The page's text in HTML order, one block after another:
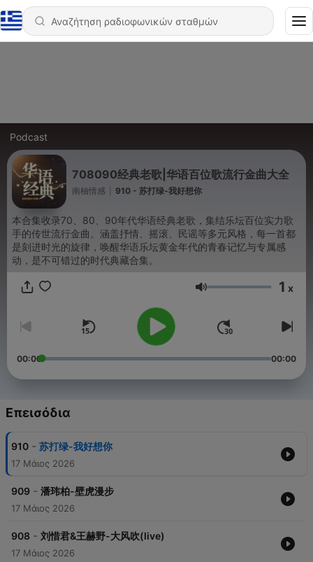
Podcast
708090经典老歌|华语百位歌流行金曲大全
南柚情感 910 - 苏打绿-我好想你
本合集收录70、80、90年代华语经典老歌，集结乐坛百位实力歌
手的传世流行金曲。涵盖抒情、摇滚、民谣等多元风格，每一首都
是刻进时光的旋律，唤醒华语乐坛黄金年代的青春记忆与专属感
动，是不可错过的时代典藏合集。
Ένταση 1 x
00:00 00:00
Επεισόδια
910 - 苏打绿-我好想你
17 Μάιος 2026
909 - 潘玮柏-壁虎漫步
17 Μάιος 2026
908 - 刘惜君&王赫野-大风吹(live)
17 Μάιος 2026